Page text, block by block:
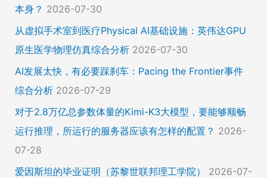
本身？ 2026-07-30
从虚拟手术室到医疗Physical AI基础设施：英伟达GPU
原生医学物理仿真综合分析 2026-07-30
AI发展太快，有必要踩刹车：Pacing the Frontier事件
综合分析 2026-07-29
对于2.8万亿总参数体量的Kimi-K3大模型，要能够顺畅
运行推理，所运行的服务器应该有怎样的配置？ 2026-
07-28
爱因斯坦的毕业证明（苏黎世联邦理工学院）
2026-07-